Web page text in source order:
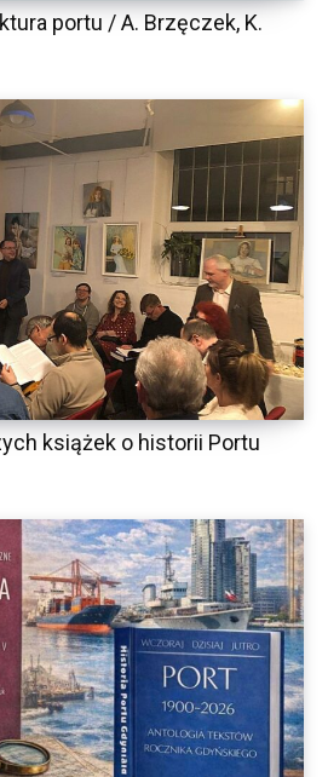
portu / A. Brzęczek, K.
książek o historii Portu